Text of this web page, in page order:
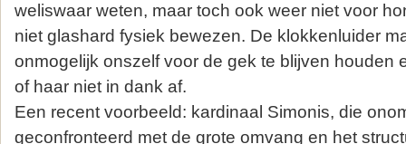
weliswaar weten, maar toch ook weer niet voor
niet glashard fysiek bewezen. De klokkenluider
onmogelijk onszelf voor de gek te blijven houden
of haar niet in dank af.
Een recent voorbeeld: kardinaal Simonis, die
geconfronteerd met de grote omvang en het